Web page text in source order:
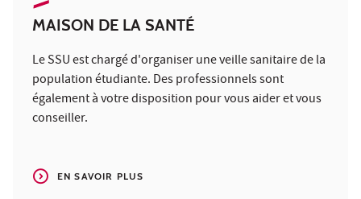
MAISON DE LA SANTÉ
Le SSU est chargé d'organiser une veille sanitaire de la
population étudiante. Des professionnels sont
également à votre disposition pour vous aider et vous
conseiller.
EN SAVOIR PLUS